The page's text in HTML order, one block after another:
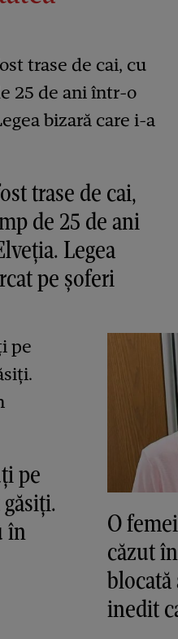
trase de cai,
de 25 de ani
Legea
pe șoferi
pe
în
O
căzut
blocată
inedit